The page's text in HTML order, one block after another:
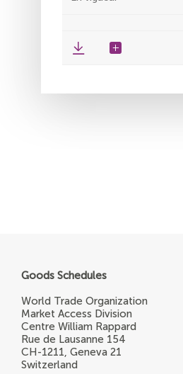
Goods Schedules
World Trade Organization
Market Access Division
Centre William Rappard
Rue de Lausanne 154
CH-1211, Geneva 21
Switzerland